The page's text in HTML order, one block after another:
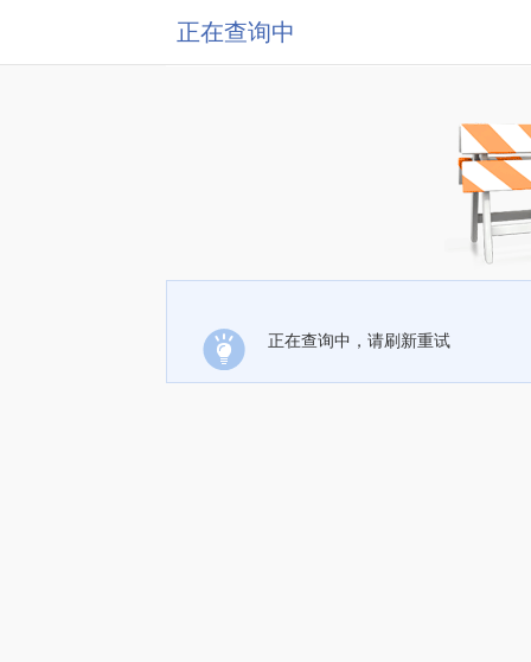
正在查询中
正在查询中，请刷新重试